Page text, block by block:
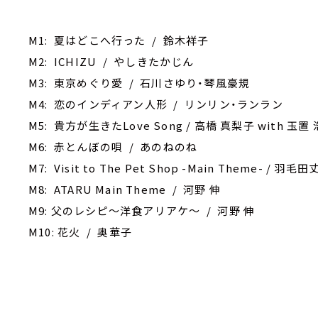
M1: 夏はどこへ行った / 鈴木祥子
M2: ICHIZU / やしきたかじん
M3: 東京めぐり愛 / 石川さゆり・琴風豪規
M4: 恋のインディアン人形 / リンリン・ランラン
M5: 貴方が生きたLove Song / 高橋 真梨子 with 玉置
M6: 赤とんぼの唄 / あのねのね
M7: Visit to The Pet Shop -Main Theme- / 羽毛田
M8: ATARU Main Theme / 河野 伸
M9: 父のレシピ～洋食アリアケ～ / 河野 伸
M10: 花火 / 奥華子